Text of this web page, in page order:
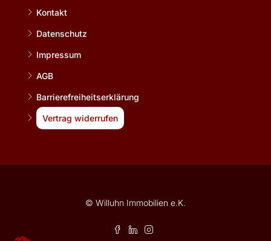
Kontakt
Datenschutz
Impressum
AGB
Barrierefreiheitserklärung
Vertrag widerrufen
© Willuhn Immobilien e.K.